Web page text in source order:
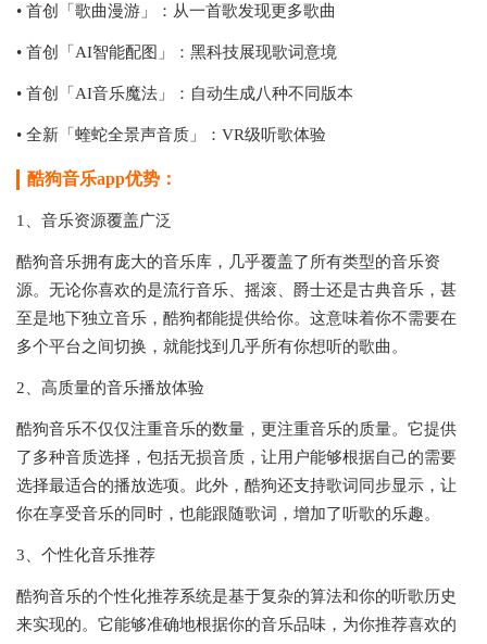
• 首创「歌曲漫游」：从一首歌发现更多歌曲
• 首创「AI智能配图」：黑科技展现歌词意境
• 首创「AI音乐魔法」：自动生成八种不同版本
• 全新「蝰蛇全景声音质」：VR级听歌体验
酷狗音乐app优势：
1、音乐资源覆盖广泛
酷狗音乐拥有庞大的音乐库，几乎覆盖了所有类型的音乐资
源。无论你喜欢的是流行音乐、摇滚、爵士还是古典音乐，甚
至是地下独立音乐，酷狗都能提供给你。这意味着你不需要在
多个平台之间切换，就能找到几乎所有你想听的歌曲。
2、高质量的音乐播放体验
酷狗音乐不仅仅注重音乐的数量，更注重音乐的质量。它提供
了多种音质选择，包括无损音质，让用户能够根据自己的需要
选择最适合的播放选项。此外，酷狗还支持歌词同步显示，让
你在享受音乐的同时，也能跟随歌词，增加了听歌的乐趣。
3、个性化音乐推荐
酷狗音乐的个性化推荐系统是基于复杂的算法和你的听歌历史
来实现的。它能够准确地根据你的音乐品味，为你推荐喜欢的